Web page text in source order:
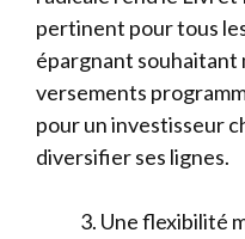
pertinent pour tous
épargnant souhaitant
versements
pour un investisseur
diversifier ses lignes.
Une flexibilité